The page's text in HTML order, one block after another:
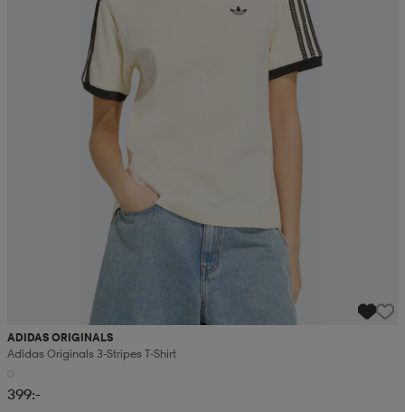
ADIDAS ORIGINALS
Adidas Originals 3-Stripes T-Shirt
399:-